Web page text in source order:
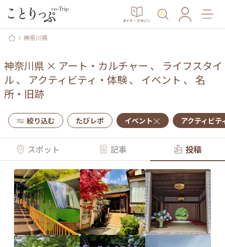
ガイド・マガジン
神奈川県
神奈川県 × アート・カルチャー 、 ライフスタイ
ル、 アクティビティ・体験、 イベント 、 名
所・旧跡
絞り込む たびレポ イベント アクティビテ
スポット 記事 投稿